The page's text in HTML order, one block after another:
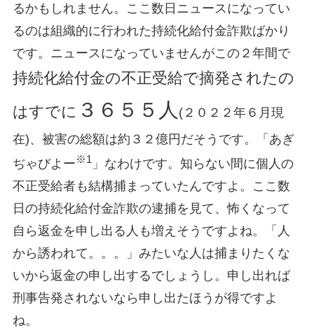
るかもしれません。ここ数日ニュースになってい
るのは組織的に行われた持続化給付金詐欺ばかり
です。ニュースになっていませんがこの２年間で
持続化給付金の不正受給で摘発されたの
はすでに ３６５５人 (２０２２年６月現
在)、被害の総額は約３２億円だそうです。「あぎ
ぢゃびよー※1」なわけです。知らない間に個人の
不正受給者も結構捕まっていたんですよ。ここ数
日の持続化給付金詐欺の逮捕を見て、怖くなって
自ら返金を申し出る人も増えそうですよね。「人
から誘われて。。。」みたいな人は捕まりたくな
いから返金の申し出するでしょうし。申し出れば
刑事告発されないなら申し出たほうが得ですよ
ね。